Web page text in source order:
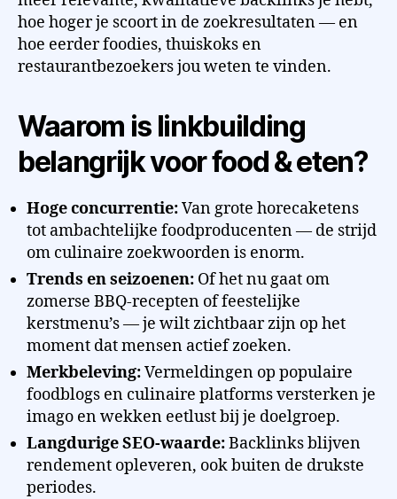
hoe hoger je scoort in de zoekresultaten — en
hoe eerder foodies, thuiskoks en
restaurantbezoekers jou weten te vinden.
Waarom is linkbuilding
belangrijk voor food & eten?
Hoge concurrentie:Van grote horecaketens
tot ambachtelijke foodproducenten — de strijd
om culinaire zoekwoorden is enorm.
Trends en seizoenen: Of het nu gaat om
zomerse BBQ-recepten of feestelijke
kerstmenu’s — je wilt zichtbaar zijn op het
moment dat mensen actief zoeken.
Merkbeleving:Vermeldingen op populaire
foodblogs en culinaire platforms versterken je
imago en wekken eetlust bij je doelgroep.
Langdurige SEO-waarde:Backlinks blijven
rendement opleveren, ook buiten de drukste
periodes.